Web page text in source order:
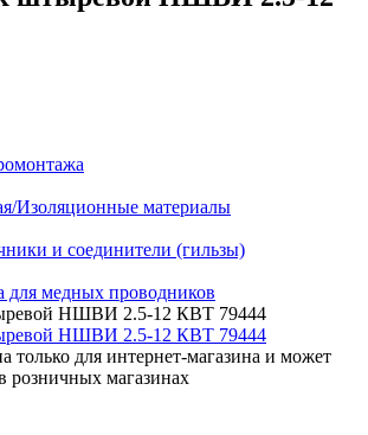
Изоляционные материалы
и соединители (гильзы)
для медных проводников
НШВИ 2.5-12 КВТ 79444
только для интернет-магазина и может
розничных магазинах